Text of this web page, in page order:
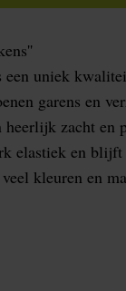
uniek
garens en
heerlijk zacht
elastiek en
kleuren en